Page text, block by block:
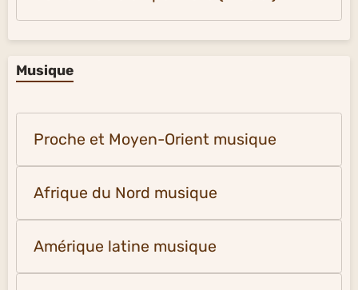
Musique
Proche et Moyen-Orient musique
Afrique du Nord musique
Amérique latine musique